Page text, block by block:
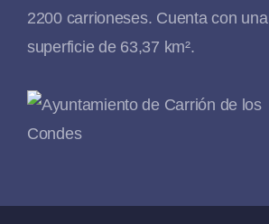
2200 carrioneses. Cuenta con una
superficie de 63,37 km².